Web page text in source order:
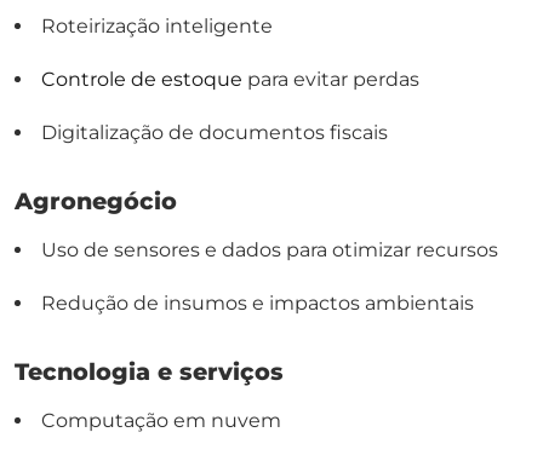
Roteirização inteligente
Controle de estoque para evitar perdas
Digitalização de documentos fiscais
Agronegócio
Uso de sensores e dados para otimizar recursos
Redução de insumos e impactos ambientais
Tecnologia e serviços
Computação em nuvem